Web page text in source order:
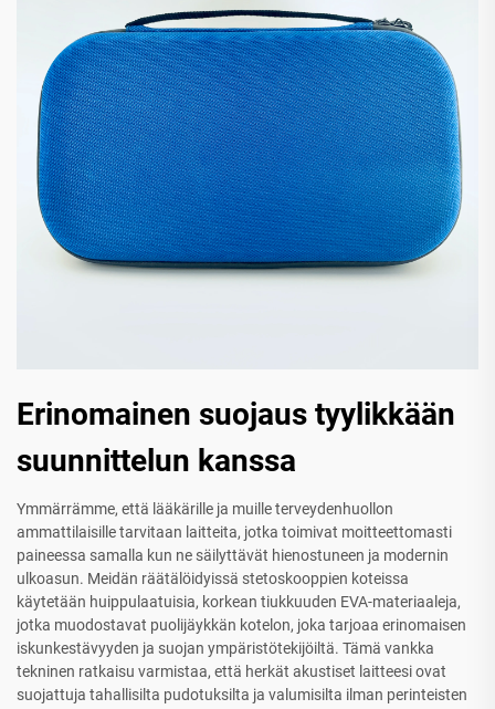
Erinomainen suojaus tyylikkään
suunnittelun kanssa
Ymmärrämme, että lääkärille ja muille terveydenhuollon
ammattilaisille tarvitaan laitteita, jotka toimivat moitteettomasti
paineessa samalla kun ne säilyttävät hienostuneen ja modernin
ulkoasun. Meidän räätälöidyissä stetoskooppien koteissa
käytetään huippulaatuisia, korkean tiukkuuden EVA-materiaaleja,
jotka muodostavat puolijäykkän kotelon, joka tarjoaa erinomaisen
iskunkestävyyden ja suojan ympäristötekijöiltä. Tämä vankka
tekninen ratkaisu varmistaa, että herkät akustiset laitteesi ovat
suojattuja tahallisilta pudotuksilta ja valumisilta ilman perinteisten